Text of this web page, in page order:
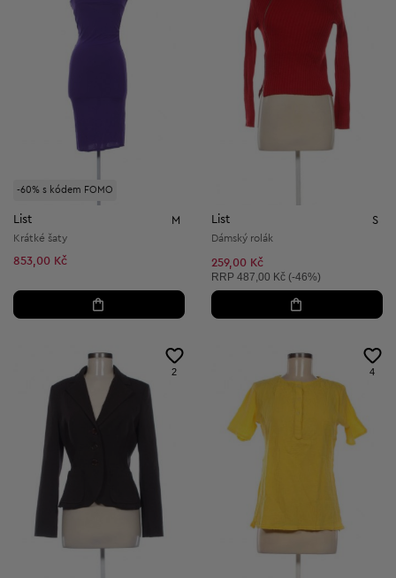
-60% s kódem FOMO
List M
Krátké šaty
853,00 Kč
List S
Dámský rolák
259,00 Kč
Doporučená cena:
RRP 487,00 Kč (-46%)
2 4